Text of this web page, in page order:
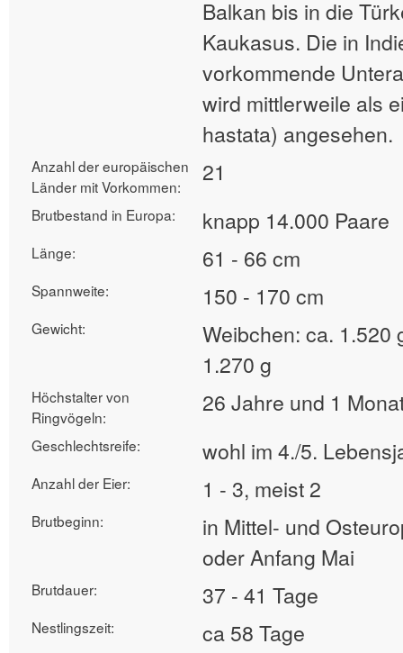
Balkan bis in die
Kaukasus. Die in
vorkommende
wird mittlerweile als
hastata) angesehen.
Anzahl der europäischen
Länder mit Vorkommen:
21
Brutbestand in Europa: knapp 14.000 Paare
Länge: 61 - 66 cm
Spannweite: 150 - 170 cm
Gewicht:
Weibchen: ca. 1.520
1.270 g
Höchstalter von
Ringvögeln:
26 Jahre und 1
Geschlechtsreife: wohl im 4./5.
Anzahl der Eier: 1 - 3, meist 2
Brutbeginn:
in Mittel- und
oder Anfang Mai
Brutdauer: 37 - 41 Tage
Nestlingszeit: ca 58 Tage